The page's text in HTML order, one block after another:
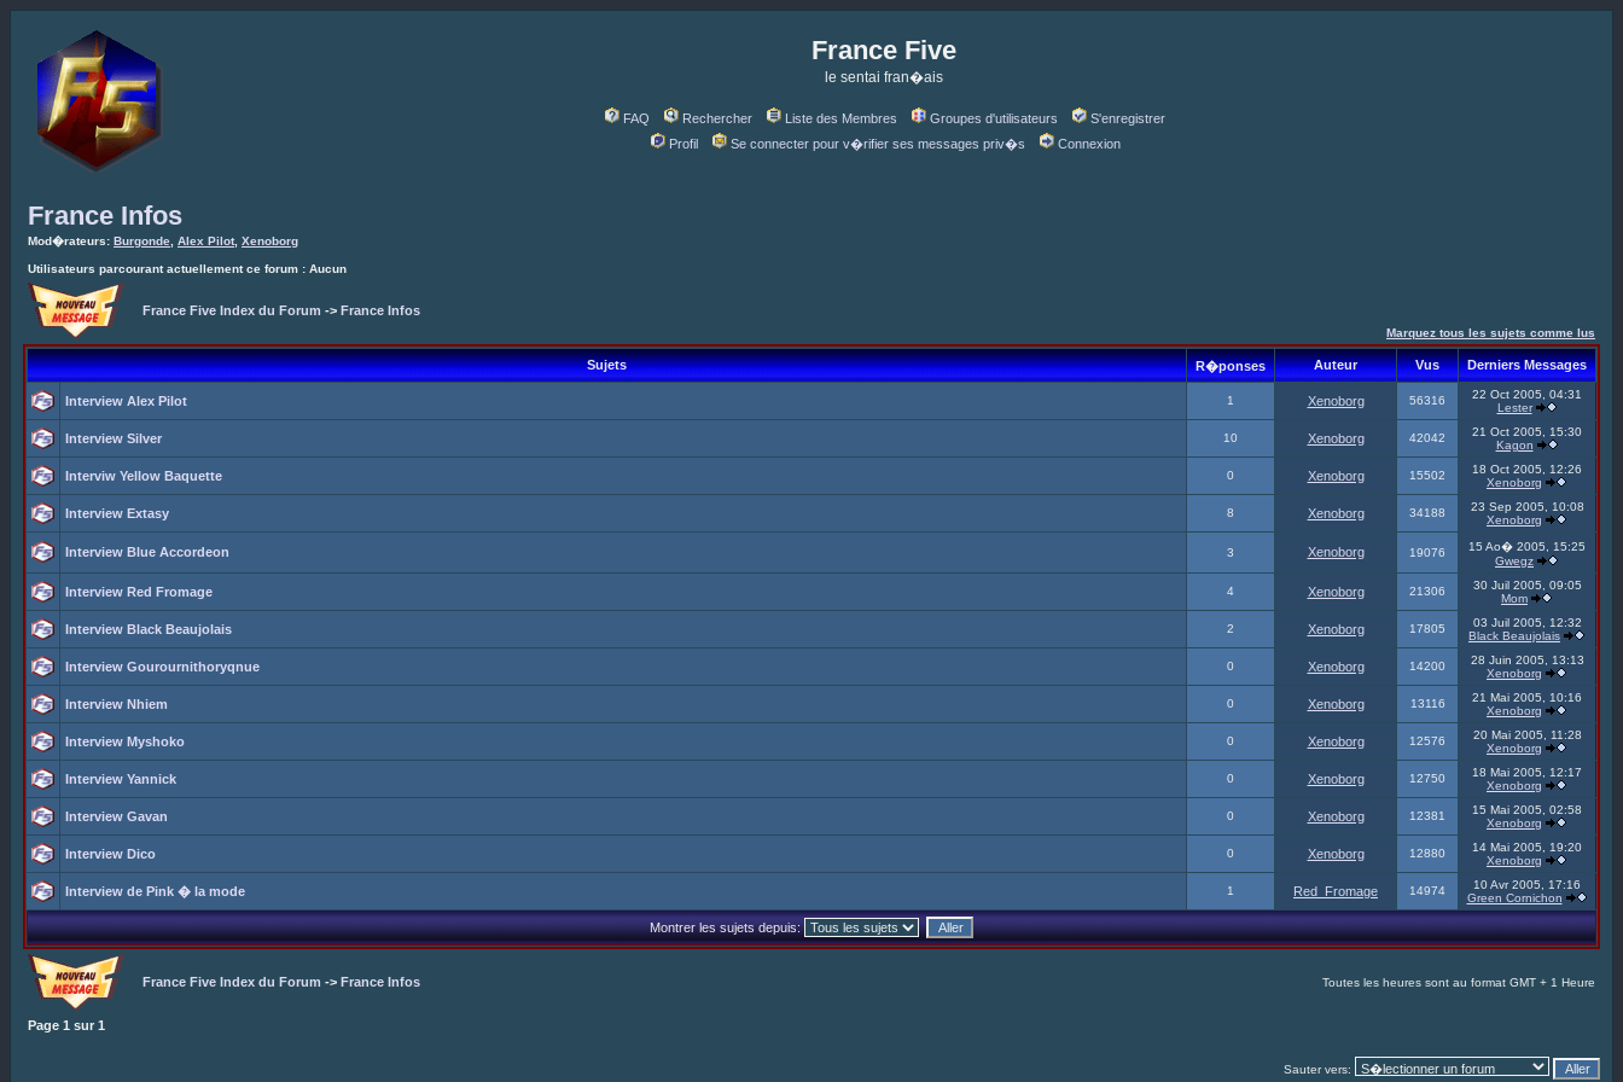
France Five
le sentai fran�ais
FAQ Rechercher Liste des Membres Groupes d'utilisateurs
S'enregistrer
Profil
Se connecter pour v�rifier ses messages priv�s Connexion
France Infos
Mod�rateurs: Burgonde Alex Pilot, Xenoborg
Utilisateurs parcourant actuellement ce forum : Aucun
France Five Index du Forum -> France Infos
Marquez tous les sujets comme lus
Sujets R�ponses Auteur Vus Derniers Messages
Interview Alex Pilot 1 Xenoborg 56316
22 Oct 2005, 04:31
Lester
Interview Silver 10 Xenoborg 42042
21 Oct 2005, 15:30
Kagon
Interviw Yellow Baquette 0 Xenoborg 15502
18 Oct 2005, 12:26
Xenoborg
Interview Extasy 8 Xenoborg 34188
23 Sep 2005, 10:08
Xenoborg
Interview Blue Accordeon 3 Xenoborg 19076
15 Ao� 2005, 15:25
Gwegz
Interview Red Fromage 4 Xenoborg 21306
30 Juil 2005, 09:05
Mom
Interview Black Beaujolais 2 Xenoborg 17805
03 Juil 2005, 12:32
Black Beaujolais
Interview Gourournithoryqnue 0 Xenoborg 14200
28 Juin 2005, 13:13
Xenoborg
Interview Nhiem 0 Xenoborg 13116
21 Mai 2005, 10:16
Xenoborg
Interview Myshoko 0 Xenoborg 12576
20 Mai 2005, 11:28
Xenoborg
Interview Yannick 0 Xenoborg 12750
18 Mai 2005, 12:17
Xenoborg
Interview Gavan 0 Xenoborg 12381
15 Mai 2005, 02:58
Xenoborg
Interview Dico 0 Xenoborg 12880
14 Mai 2005, 19:20
Xenoborg
Interview de Pink � la mode 1 Red_Fromage 14974
10 Avr 2005, 17:16
Green Cornichon
Montrer les sujets depuis:
France Five Index du Forum -> France Infos Toutes les heures sont au format GMT + 1 Heure
Page 1 sur 1
Sauter vers: